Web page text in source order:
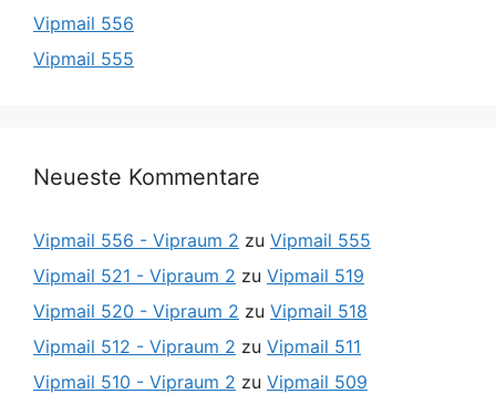
Vipmail 556
Vipmail 555
Neueste Kommentare
Vipmail 556 - Vipraum 2 zu Vipmail 555
Vipmail 521 - Vipraum 2 zu Vipmail 519
Vipmail 520 - Vipraum 2 zu Vipmail 518
Vipmail 512 - Vipraum 2 zu Vipmail 511
Vipmail 510 - Vipraum 2 zu Vipmail 509